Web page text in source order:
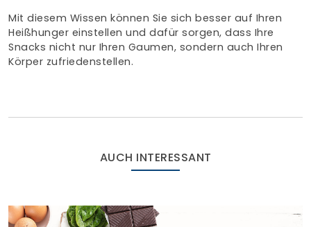
Mit diesem Wissen können Sie sich besser auf Ihren
Heißhunger einstellen und dafür sorgen, dass Ihre
Snacks nicht nur Ihren Gaumen, sondern auch Ihren
Körper zufriedenstellen.
AUCH INTERESSANT